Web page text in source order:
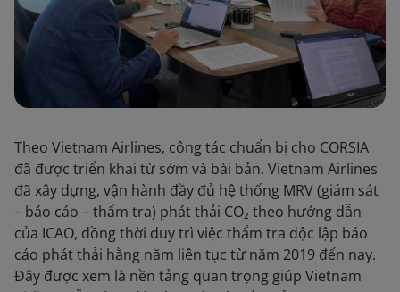
Theo Vietnam Airlines, công tác chuẩn bị cho CORSIA
đã được triển khai từ sớm và bài bản. Vietnam Airlines
đã xây dựng, vận hành đầy đủ hệ thống MRV (giám sát
– báo cáo – thẩm tra) phát thải CO₂ theo hướng dẫn
của ICAO, đồng thời duy trì việc thẩm tra độc lập báo
cáo phát thải hằng năm liên tục từ năm 2019 đến nay.
Đây được xem là nền tảng quan trọng giúp Vietnam